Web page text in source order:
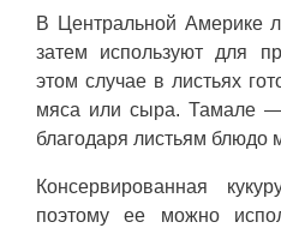
В Центральной Америке
затем используют для
этом случае в листьях
мяса или сыра. Тамале —
благодаря листьям блюдо
Консервированная
поэтому ее можно